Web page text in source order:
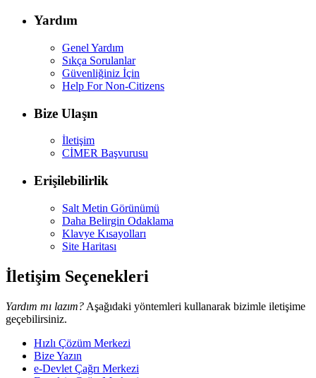
Yardım
Genel Yardım
Sıkça Sorulanlar
Güvenliğiniz İçin
Help For Non-Citizens
Bize Ulaşın
İletişim
CİMER Başvurusu
Erişilebilirlik
Salt Metin Görünümü
Daha Belirgin Odaklama
Klavye Kısayolları
Site Haritası
İletişim Seçenekleri
Yardım mı lazım? Aşağıdaki yöntemleri kullanarak bizimle iletişime
geçebilirsiniz.
Hızlı Çözüm Merkezi
Bize Yazın
e-Devlet Çağrı Merkezi